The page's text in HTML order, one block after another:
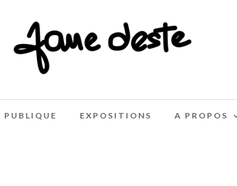
PUBLIQUE EXPOSITIONS A PROPOS